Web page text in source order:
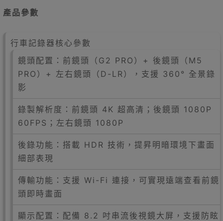
產品參數
行車記錄器核心參數
鏡頭配置：前鏡頭（G2 PRO）+ 後鏡頭（M5
PRO）+ 左右鏡頭（D-LR），支援 360° 全景錄
影
錄製解析度：前鏡頭 4K 超高清；後鏡頭 1080P
60FPS；左右鏡頭 1080P
後錄功能：搭載 HDR 技術，提昇明暗環境下畫面
細部表現
傳輸功能：支援 Wi-Fi 連接，可實現遠端查看前鏡
頭即時畫面
顯示配置：配備 8.2 吋串流後視鏡大屏，支援防眩